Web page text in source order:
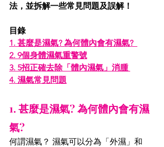
法，並拆解一些常見問題及誤解！
目錄
1. 甚麼是濕氣? 為何體內會有濕氣?
2. 9個身體濕氣重警號
3. 5招正確去除「體內濕氣」消腫
4. 濕氣常見問題
1. 甚麼是濕氣? 為何體內會有濕
氣?
何謂濕氣？ 濕氣可以分為「外濕」和